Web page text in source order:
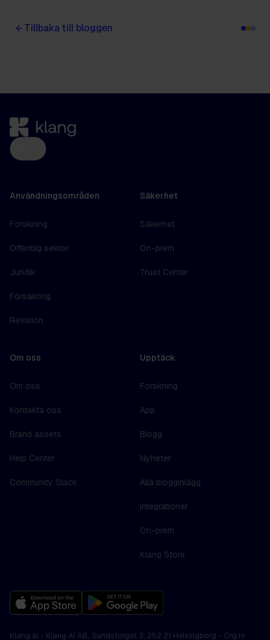
Tillbaka till bloggen
Användningsområden
Forskning
Offentlig sektor
Juridik
Försäkring
Revision
Säkerhet
Säkerhet
On-prem
Trust Center
Om oss
Om oss
Kontakta oss
Brand assets
Help Center
Community Slack
Upptäck
Forskning
App
Blogg
Nyheter
Alla blogginlägg
Integrationer
On-prem
Klang Store
Klang.ai - Klang AI AB, Sundstorget 3, 252 21 Helsingborg - Org.nr